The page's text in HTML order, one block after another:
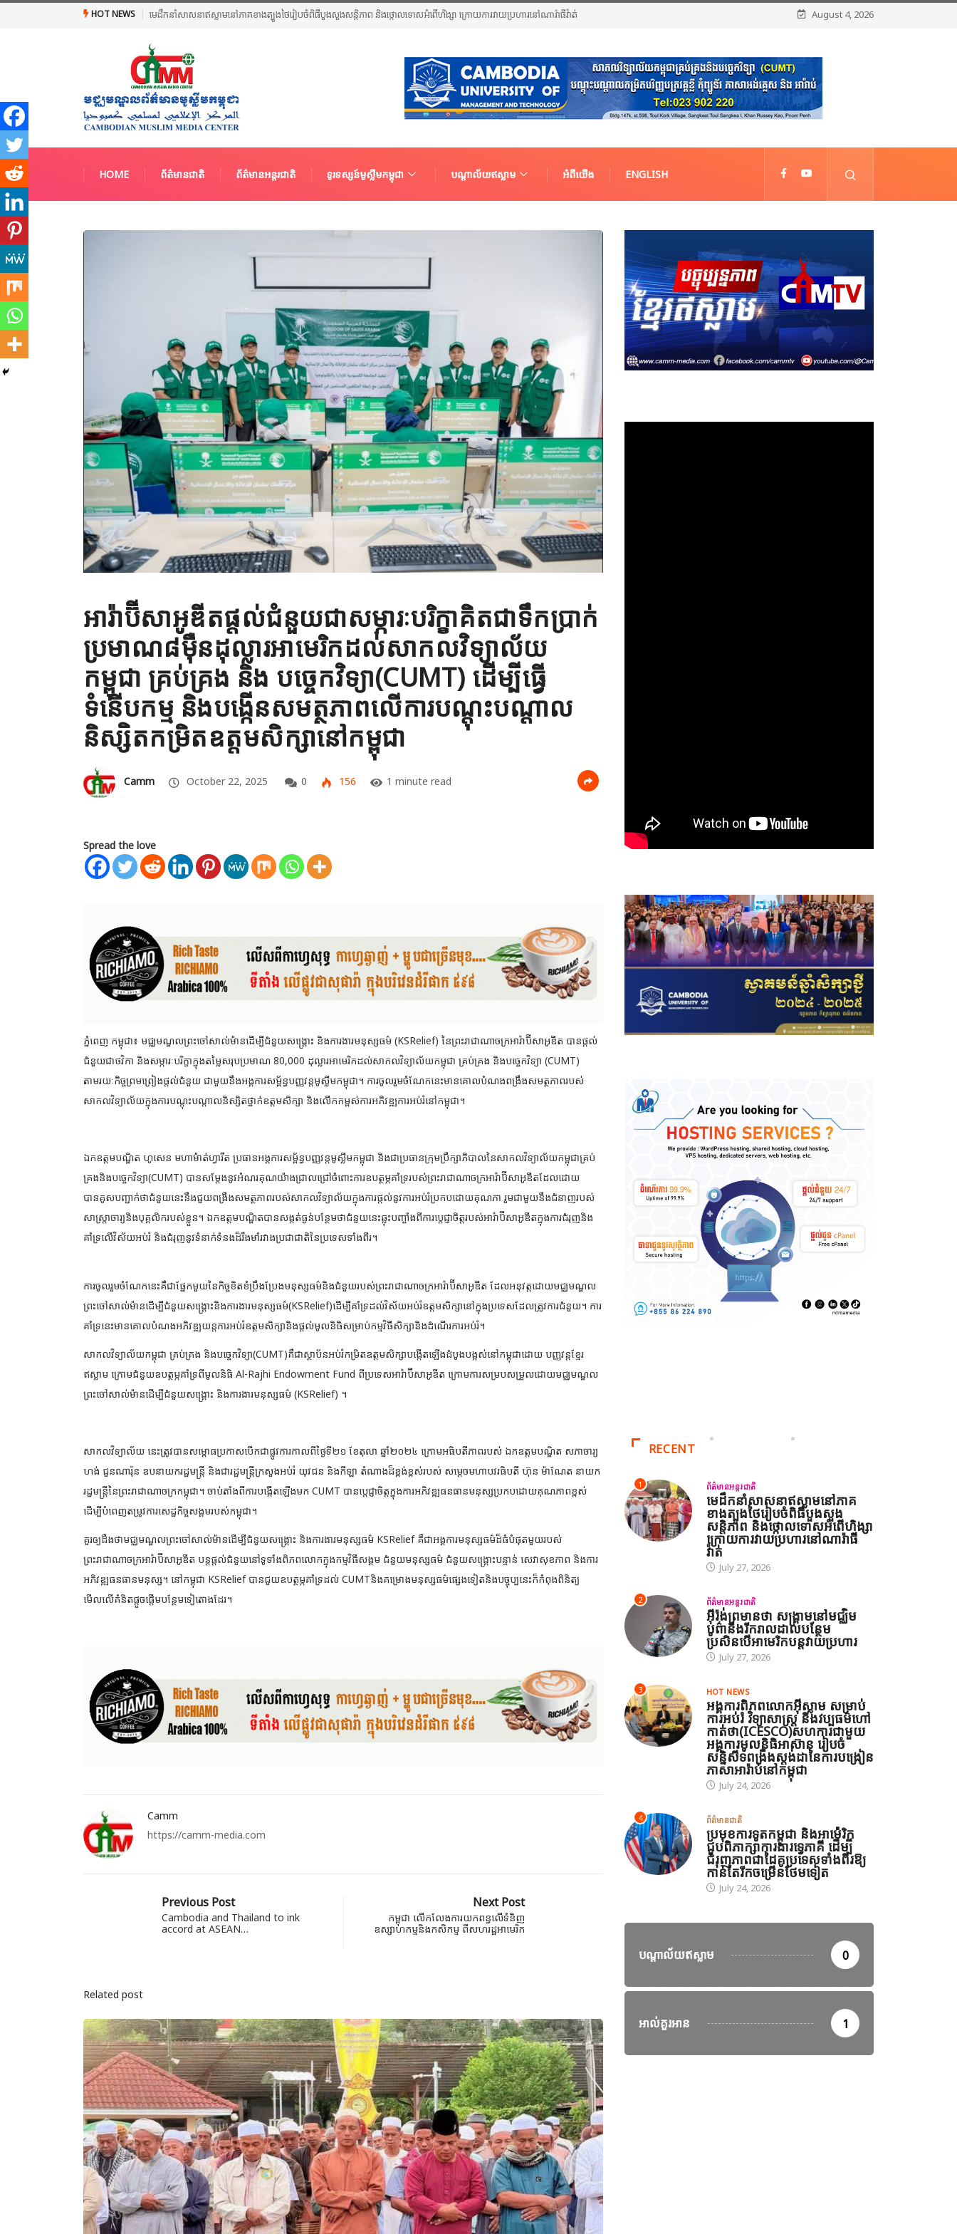
HOT NEWS មេដឹកនាំសាសនាឥស្លាមនៅភាគខាងត្បូងថៃរៀបចំពិធីបួងសួងសន្តិភាព និងថ្កោលទោសអំពើហិង្សា ក្រោយការវាយប្រហារនៅណារ៉ាធីវ៉ាត់ August 4, 2026
HOME ព័ត៌មានជាតិ ព័ត៌មានអន្តរជាតិ ទូរទស្សន៍មូស្លីមកម្ពុជា បណ្តាល័យឥស្លាម អំពីយើង ENGLISH
អារ៉ាប៊ីសាអូឌីតផ្តល់ជំនួយជាសម្ភារៈបរិក្ខាគិតជាទឹកប្រាក់
ប្រមាណ៨ម៉ឺនដុល្លារអាមេរិកដល់សាកលវិទ្យាល័យ
កម្ពុជា គ្រប់គ្រង និង បច្ចេកវិទ្យា(CUMT) ដើម្បីធ្វើ
ទំនើបកម្ម និងបង្កើនសមត្ថភាពលើការបណ្តុះបណ្តាល
និស្សិតកម្រិតឧត្តមសិក្សានៅកម្ពុជា
Camm October 22, 2025 0 156 1 minute read
Spread the love
ភ្នំពេញ កម្ពុជា៖ មជ្ឈមណ្ឌលព្រះចៅសាល់ម៉ានដើម្បីជំនួយសង្គ្រោះ និងការងារមនុស្សធម៌ (KSRelief) នៃព្រះរាជាណាចក្រអារ៉ាប៊ីសាអូឌីត បានផ្តល់
ជំនួយជាថវិកា និងសម្ភារៈបរិក្ខាក្នុងតម្លៃសរុបប្រមាណ 80,000 ដុល្លារអាមេរិកដល់សាកលវិទ្យាល័យកម្ពុជា គ្រប់គ្រង និងបច្ចេកវិទ្យា (CUMT)
តាមរយៈកិច្ចព្រមព្រៀងផ្តល់ជំនួយ ជាមួយនឹងអង្គការសម្ព័ន្ធបញ្ញវន្តមូស្លីមកម្ពុជា។ ការចូលរួមចំណែកនេះមានគោលបំណងពង្រឹងសមត្ថភាពរបស់
សាកលវិទ្យាល័យក្នុងការបណ្តុះបណ្តាលនិស្សិតថ្នាក់ឧត្តមសិក្សា និងលើកកម្ពស់ការអភិវឌ្ឍការអប់រំនៅកម្ពុជា។
ឯកឧត្តមបណ្ឌិត ហូសេន មហាម៉ាត់ហ្វារីត ប្រធានអង្គការសម្ព័ន្ធបញ្ញវន្តមូស្លីមកម្ពុជា និងជាប្រធានក្រុមប្រឹក្សាភិបាលនៃសាកលវិទ្យាល័យកម្ពុជាគ្រប់
គ្រងនិងបច្ចេកវិទ្យា(CUMT) បានសម្តែងនូវអំណរគុណយ៉ាងជ្រាលជ្រៅចំពោះការឧបត្ថម្ភគាំទ្ររបស់ព្រះរាជាណាចក្រអារ៉ាប៊ីសាអូឌីតដែលដោយ
បានគូសបញ្ជាក់ថាជំនួយនេះនឹងជួយពង្រឹងសមត្ថភាពរបស់សាកលវិទ្យាល័យក្នុងការផ្តល់នូវការអប់រំប្រកបដោយគុណភា រួមជាមួយនឹងជំនាញរបស់
សាស្រ្តាចារ្យនិងបុគ្គលិករបស់ខ្លួន។ ឯកឧត្តមបណ្ឌិតបានសង្កត់ធ្ងន់បន្ថែមថាជំនួយនេះឆ្លុះបញ្ចាំងពីការប្តេជ្ញាចិត្តរបស់អារ៉ាប៊ីសាអូឌីតក្នុងការជំរុញនិង
គាំទ្រលើវិស័យអប់រំ និងជំរុញនូវទំនាក់ទំនងដ៏រឹងមាំរវាងប្រជាជាតិនៃប្រទេសទាំងពីរ។
ការចូលរួមចំណែកនេះគឺជាផ្នែកមួយនៃកិច្ចខិតខំប្រឹងប្រែងមនុស្សធម៌និងជំនួយរបស់ព្រះរាជាណាចក្រអារ៉ាប៊ីសាអូឌីត ដែលអនុវត្តដោយមជ្ឈមណ្ឌល
ព្រះចៅសាល់ម៉ានដើម្បីជំនួយសង្គ្រោះនិងការងារមនុស្សធម៌(KSRelief)ដើម្បីគាំទ្រដល់វិស័យអប់រំឧត្តមសិក្សានៅក្នុងប្រទេសដែលត្រូវការជំនួយ។ ការ
គាំទ្រនេះមានគោលបំណងអភិវឌ្ឍយន្តការអប់រំឧត្តមសិក្សានិងផ្តល់មូលនិធិសម្រាប់កម្មវិធីសិក្សានិងដំណើរការអប់រំ។
សាកលវិទ្យាល័យកម្ពុជា គ្រប់គ្រង និងបច្ចេកវិទ្យា(CUMT)គឺជាស្ថាប័នអប់រំកម្រិតឧត្តមសិក្សាបង្កើតឡើងដំបូងបង្អស់នៅកម្ពុជាដោយ បញ្ញវន្តខ្មែរ
ឥស្លាម ក្រោមជំនួយឧបត្ថម្ភគាំទ្រពីមូលនិធិ Al-Rajhi Endowment Fund ពីប្រទេសអារ៉ាប៊ីសាអូឌីត ក្រោមការសម្របសម្រួលដោយមជ្ឈមណ្ឌល
ព្រះចៅសាល់ម៉ានដើម្បីជំនួយសង្គ្រោះ និងការងារមនុស្សធម៌ (KSRelief) ។
សាកលវិទ្យាល័យ នេះត្រូវបានសម្ពោធប្រកាសបើកជាផ្លូវការកាលពីថ្ងៃទី២១ ខែតុលា ឆ្នាំ២០២៤ ក្រោមអធិបតីភាពរបស់ ឯកឧត្តមបណ្ឌិត សភាចារ្យ
ហង់ ជួនណារ៉ុន ឧបនាយករដ្ឋមន្ត្រី និងជារដ្ឋមន្ត្រីក្រសួងអប់រំ យុវជន និងកីឡា តំណាងដ៏ខ្ពង់ខ្ពស់របស់ សម្តេចមហាបវរធិបតី ហ៊ុន ម៉ាណែត នាយក
រដ្ឋមន្ត្រីនៃព្រះរាជាណាចក្រកម្ពុជា។ ចាប់តាំងពីការបង្កើតឡើងមក CUMT បានប្តេជ្ញាចិត្តក្នុងការអភិវឌ្ឍធនធានមនុស្សប្រកបដោយគុណភាពខ្ពស់
ដើម្បីបំពេញតម្រូវការសេដ្ឋកិច្ចសង្គមរបស់កម្ពុជា។
គួរឲ្យដឹងថាមជ្ឈមណ្ឌលព្រះចៅសាល់ម៉ានដើម្បីជំនួយសង្គ្រោះ និងការងារមនុស្សធម៌ KSRelief គឺជាអង្គការមនុស្សធម៌ដ៏ធំបំផុតមួយរបស់
ព្រះរាជាណាចក្រអារ៉ាប៊ីសាអូឌីត បន្តផ្តល់ជំនួយនៅទូទាំងពិភពលោកក្នុងកម្មវិធីសង្គម ជំនួយមនុស្សធម៌ ជំនួយសង្គ្រោះបន្ទាន់ សេវាសុខភាព និងការ
អភិវឌ្ឍធនធានមនុស្ស។ នៅកម្ពុជា KSRelief បានជួយឧបត្ថម្ភគាំទ្រដល់ CUMTនិងគម្រោងមនុស្សធម៌ផ្សេងទៀតនិងបច្ចុប្បនេះក៏កំពុងពិនិត្យ
មើលលើគំនិតផ្តួចផ្តើមបន្ថែមទៀតោងដែរ។
Camm
https://camm-media.com
Previous Post
Cambodia and Thailand to ink
accord at ASEAN…
Next Post
កម្ពុជា លើកលែងការយកពន្ធលើទំនិញ
ឧស្សាហកម្មនិងកសិកម្ម ពីសហរដ្ឋអាមេរិក
Related post
RECENT
1 ព័ត៌មានអន្តរជាតិ
មេដឹកនាំសាសនាឥស្លាមនៅភាគ
ខាងត្បូងថៃរៀបចំពិធីបួងសួង
សន្តិភាព និងថ្កោលទោសអំពើហិង្សា
ក្រោយការវាយប្រហារនៅណារ៉ាធី
វ៉ាត់
July 27, 2026
2 ព័ត៌មានអន្តរជាតិ
អ៊ីរ៉ង់ព្រមានថា សង្គ្រាមនៅមជ្ឈិម
បូព៌ានឹងរីករាលដាលបន្ថែម
ប្រសិនបើអាមេរិកបន្តវាយប្រហារ
July 27, 2026
3 HOT NEWS
អង្គការពិភពលោកអ៊ីស្លាម សម្រាប់
ការអប់រំ វិទ្យាសាស្ត្រ និងវប្បធម៌ហៅ
កាត់ថា(ICESCO)សហការជាមួយ
អង្គការមូលនិធិអាស៊ាន រៀបចំ
សន្និសីទពង្រឹងស្តង់ដានៃការបង្រៀន
ភាសាអារ៉ាប់នៅកម្ពុជា
July 24, 2026
4 ព័ត៌មានជាតិ
ប្រមុខការទូតកម្ពុជា និងអាម៉េរិក
ជួបពិភាក្សាការងារទ្វេភាគី ដើម្បី
ជំរុញភាពជាដៃគូប្រទេសទាំងពីរឱ្យ
កាន់តែរីកចម្រើនថែមទៀត
July 24, 2026
បណ្តាល័យឥស្លាម 0
អាល់គួរអាន 1